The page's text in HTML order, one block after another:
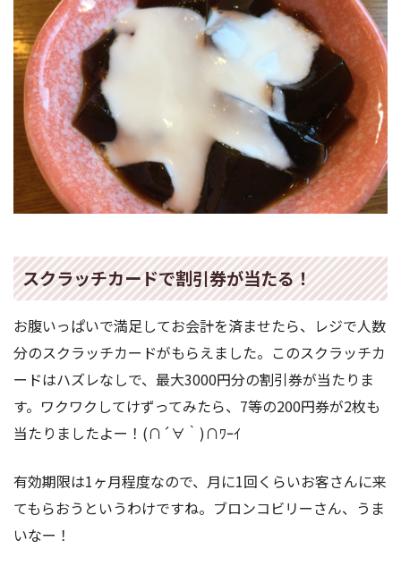
スクラッチカードで割引券が当たる！
お腹いっぱいで満足してお会計を済ませたら、レジで人数
分のスクラッチカードがもらえました。このスクラッチカ
ードはハズレなしで、最大3000円分の割引券が当たりま
す。ワクワクしてけずってみたら、7等の200円券が2枚も
当たりましたよー！(∩´∀｀)∩ﾜｰｲ
有効期限は1ヶ月程度なので、月に1回くらいお客さんに来
てもらおうというわけですね。ブロンコビリーさん、うま
いなー！